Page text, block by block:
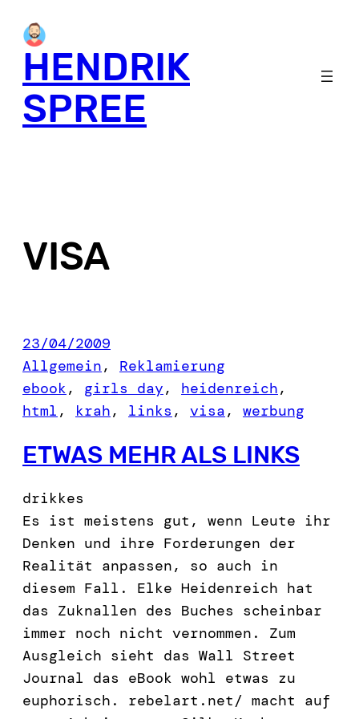
content
HENDRIK
SPREE
VISA
23/04/2009
Allgemein, Reklamierung
ebook, girls day, heidenreich
html , krah, links , visa, werbung
ETWAS MEHR ALS LINKS
drikkes
Es ist meistens gut, wenn Leute ihr
Denken und ihre Forderungen der
Realität anpassen, so auch in
diesem Fall. Elke Heidenreich hat
das Zuknallen des Buches scheinbar
immer noch nicht vernommen. Zum
Ausgleich sieht das Wall Street
Journal das eBook wohl etwas zu
euphorisch. rebelart.net/ macht auf